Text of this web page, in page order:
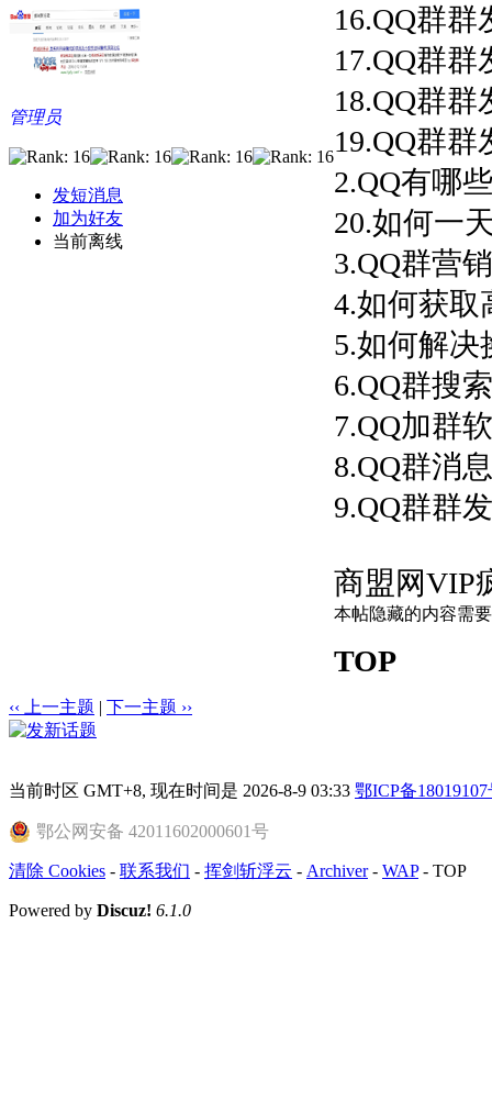
管理员
发短消息
加为好友
当前离线
16.QQ群
17.QQ群
18.QQ群
19.QQ群
2.QQ有哪
20.如何一
3.QQ群营
4.如何获取
5.如何解决
6.QQ群搜
7.QQ加群
8.QQ群消
9.QQ群群
商盟网VIP
本帖隐藏的内容需
TOP
‹‹ 上一主题 | 下一主题 ››
当前时区 GMT+8, 现在时间是 2026-8-9 03:33 鄂ICP备18019107
鄂公网安备 42011602000601号
清除 Cookies - 联系我们 - 挥剑斩浮云 - Archiver- WAP- TOP
Powered by Discuz! 6.1.0